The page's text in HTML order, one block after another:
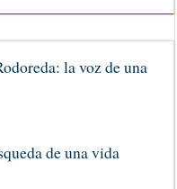
la voz de una
de una vida